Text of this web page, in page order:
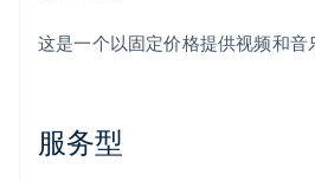
这是一个以固定价格提供视频和音
服务型